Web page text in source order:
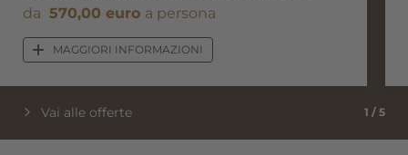
1 / 5
Vai alle offerte
da 570,00 euro a persona
MAGGIORI INFORMAZIONI